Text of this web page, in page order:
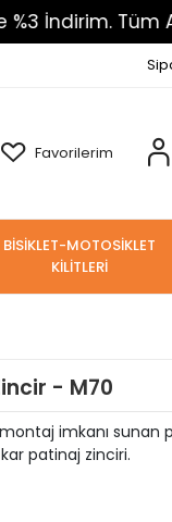
Tüm
Favorilerim
BİSİKLET-MOTOSİKLET
KİLİTLERİ
- M70
montaj imkanı
patinaj zinciri.